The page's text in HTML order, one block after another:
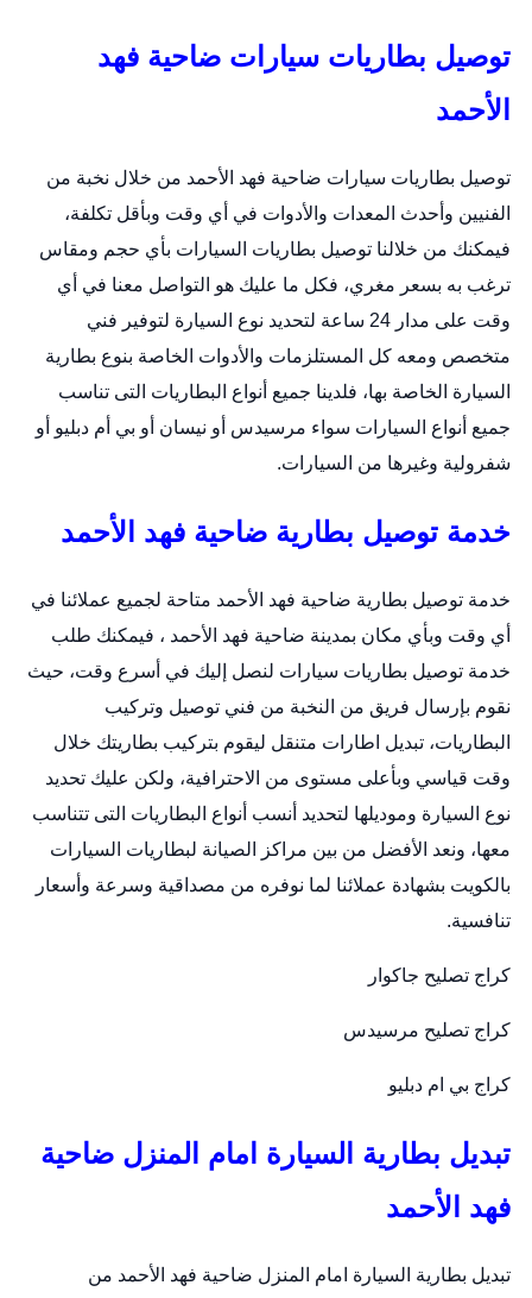
توصيل بطاريات سيارات ضاحية فهد
الأحمد
توصيل بطاريات سيارات ضاحية فهد الأحمد من خلال نخبة من
الفنيين وأحدث المعدات والأدوات في أي وقت وبأقل تكلفة،
فيمكنك من خلالنا توصيل بطاريات السيارات بأي حجم ومقاس
ترغب به بسعر مغري، فكل ما عليك هو التواصل معنا في أي
وقت على مدار 24 ساعة لتحديد نوع السيارة لتوفير فني
متخصص ومعه كل المستلزمات والأدوات الخاصة بنوع بطارية
السيارة الخاصة بها، فلدينا جميع أنواع البطاريات التى تناسب
جميع أنواع السيارات سواء مرسيدس أو نيسان أو بي أم دبليو أو
شفرولية وغيرها من السيارات.
خدمة توصيل بطارية ضاحية فهد الأحمد
خدمة توصيل بطارية ضاحية فهد الأحمد متاحة لجميع عملائنا في
أي وقت وبأي مكان بمدينة ضاحية فهد الأحمد ، فيمكنك طلب
خدمة توصيل بطاريات سيارات لنصل إليك في أسرع وقت، حيث
نقوم بإرسال فريق من النخبة من فني توصيل وتركيب
البطاريات، تبديل اطارات متنقل ليقوم بتركيب بطاريتك خلال
وقت قياسي وبأعلى مستوى من الاحترافية، ولكن عليك تحديد
نوع السيارة وموديلها لتحديد أنسب أنواع البطاريات التى تتناسب
معها، ونعد الأفضل من بين مراكز الصيانة لبطاريات السيارات
بالكويت بشهادة عملائنا لما نوفره من مصداقية وسرعة وأسعار
تنافسية.
كراج تصليح جاكوار
كراج تصليح مرسيدس
كراج بي ام دبليو
تبديل بطارية السيارة امام المنزل ضاحية
فهد الأحمد
تبديل بطارية السيارة امام المنزل ضاحية فهد الأحمد من